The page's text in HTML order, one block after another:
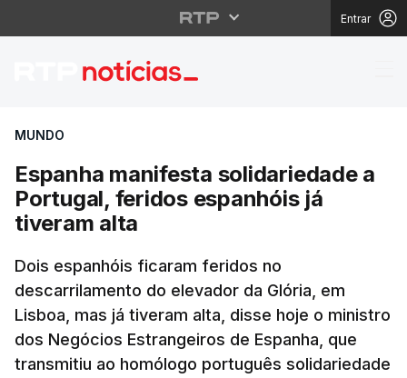
Entrar
Espanha manifesta
MUNDO
Espanha manifesta solidariedade a
Portugal, feridos espanhóis já
tiveram alta
Dois espanhóis ficaram feridos no
descarrilamento do elevador da Glória, em
Lisboa, mas já tiveram alta, disse hoje o ministro
dos Negócios Estrangeiros de Espanha, que
transmitiu ao homólogo português solidariedade